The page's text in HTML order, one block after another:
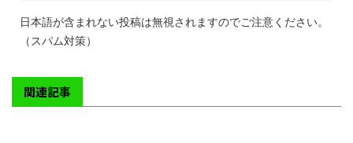
日本語が含まれない投稿は無視されますのでご注意ください。
（スパム対策）
関連記事